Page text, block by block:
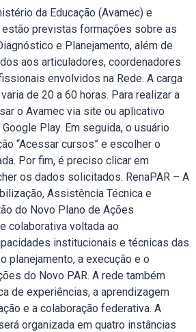
da Educação (Avamec) e
estão previstas formações sobre as
e Planejamento, além de
aos articuladores, coordenadores
envolvidos na Rede. A carga
de 20 a 60 horas. Para realizar a
o Avamec via site ou aplicativo
Play. Em seguida, o usuário
“Acessar cursos” e escolher o
Por fim, é preciso clicar em
os dados solicitados. RenaPAR – A
Assistência Técnica e
do Novo Plano de Ações
colaborativa voltada ao
institucionais e técnicas das
planejamento, a execução e o
do Novo PAR. A rede também
de experiências, a aprendizagem
e a colaboração federativa. A
organizada em quatro instâncias